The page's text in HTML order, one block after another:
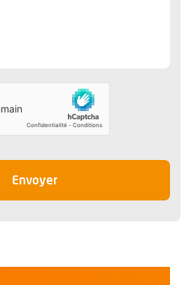
Envoyerle message